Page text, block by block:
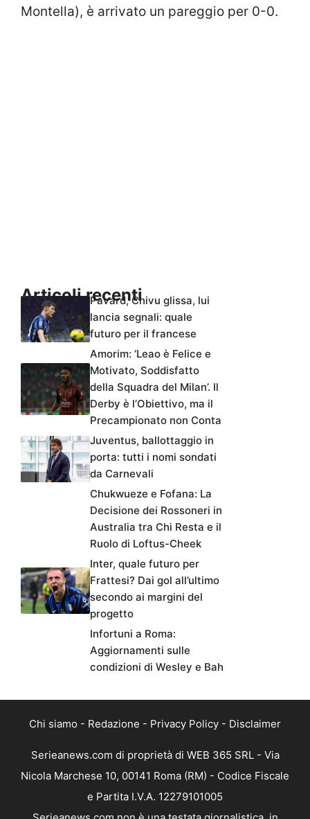
Montella), è arrivato un pareggio per 0-0.
Articoli recentiPavard, Chivu glissa, lui
lancia segnali: quale
futuro per il francese
Amorim: ‘Leao è Felice e
Motivato, Soddisfatto
della Squadra del Milan’. Il
Derby è l’Obiettivo, ma il
Precampionato non Conta
Juventus, ballottaggio in
porta: tutti i nomi sondati
da Carnevali
Chukwueze e Fofana: La
Decisione dei Rossoneri in
Australia tra Chi Resta e il
Ruolo di Loftus-Cheek
Inter, quale futuro per
Frattesi? Dai gol all’ultimo
secondo ai margini del
progetto
Infortuni a Roma:
Aggiornamenti sulle
condizioni di Wesley e Bah
Chi siamo - Redazione - Privacy Policy - Disclaimer
Serieanews.com di proprietà di WEB 365 SRL - Via
Nicola Marchese 10, 00141 Roma (RM) - Codice Fiscale
e Partita I.V.A. 12279101005